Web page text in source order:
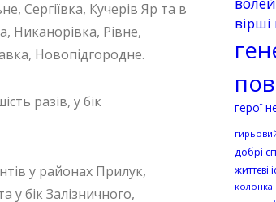
Сергіївка, Кучерів Яр та в
Никанорівка, Рівне,
Новопідгородне.
разів, у бік
у районах Прилук,
у бік Залізничного,
герої
добрі
життєві
колонка